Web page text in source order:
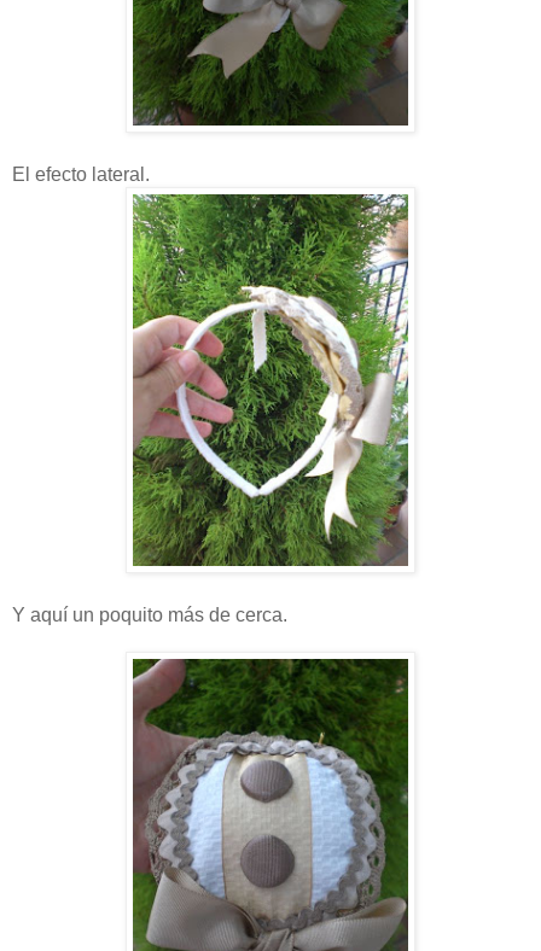
El efecto lateral.
Y aquí un poquito más de cerca.